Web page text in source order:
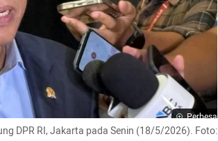
Perbesar
DPR RI, Jakarta pada Senin (18/5/2026). Foto: